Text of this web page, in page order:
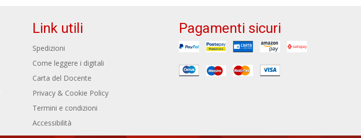
Link utili
Spedizioni
Come leggere i digitali
Carta del Docente
Privacy & Cookie Policy
Termini e condizioni
Accessibilità
Pagamenti sicuri